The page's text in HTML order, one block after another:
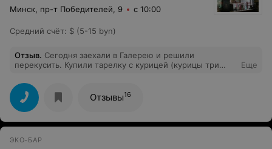
Минск, пр-т Победителей, 9 с 10:00
Средний счёт: $ (5-15 byn)
Отзыв. Сегодня заехали в Галерею и решили
перекусить. Купили тарелку с курицей (курицы три
огурца и помидора, соуса 2 чайных ложек. За это
отдали 14.50.Совсем было не вкусно и сухо. Так же
взяли томибик с курицей, лепешка сухая, внутри
курица и капуста, внизу лепешку было чуть-чуть соуса.
Отдали за него 10.50. Полное разочарование, есть это
Еще
Отзывы16
ЭКО-БАР